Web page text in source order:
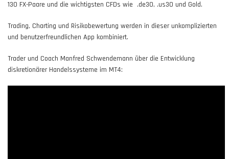
130 FX-Paare und die wichtigsten CFDs wie .de30, .us30 und Gold.
Trading, Charting und Risikobewertung werden in dieser unkomplizierten
und benutzerfreundlichen App kombiniert.
Trader und Coach Manfred Schwendemann über die Entwicklung
diskretionärer Handelssysteme im MT4: